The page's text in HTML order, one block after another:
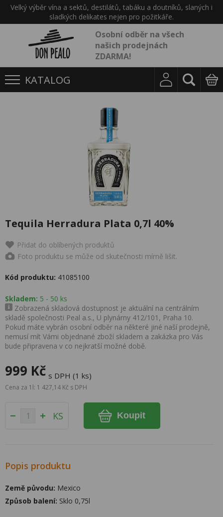
Velký výběr vína a sektů, destilátů, tabáku a doutníků, slaných i
sladkých delikates nejen pro požitkáře.
Osobní odběr na všech
našich prodejnách
ZDARMA!
KATALOG
Tequila Herradura Plata 0,7l 40%
Přidat do oblíbených produktů
Foto produktu se může od skutečnosti mírně lišit.
Kód produktu: 41085100
Skladem: 5 - 50 ks
Zobrazená skladová dostupnost je aktuální na centrálním
skladě společnosti Peal a.s., U plynárny 412/101, Praha 10.
Pokud máte vybrán osobní odběr na některé jiné naší prodejně,
nemusí mít Vámi objednané zboží skladem a zakázka pro Vás
bude připravena v co nejkratší možné době.
999 Kč s DPH (1 ks)
Cena za 1l: 1 427,14 Kč s DPH
KS Koupit
Popis produktu
Země původu: Mexico
Způsob balení: Sklo 0,75l